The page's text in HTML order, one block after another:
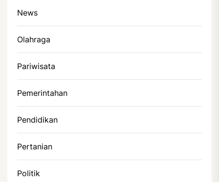
News
Olahraga
Pariwisata
Pemerintahan
Pendidikan
Pertanian
Politik